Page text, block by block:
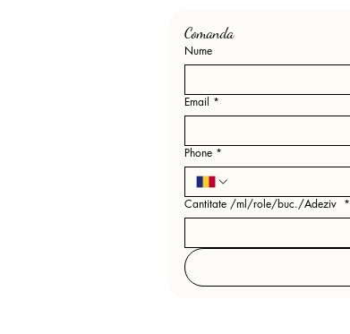
Comanda
Nume
Email *
Phone *
Cantitate /ml/role/buc./Adeziv *